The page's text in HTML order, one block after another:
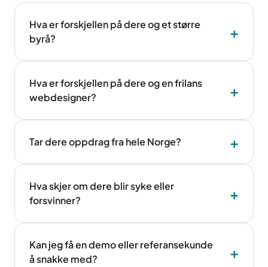
Hva er forskjellen på dere og et større
byrå?
Hva er forskjellen på dere og en frilans
webdesigner?
Tar dere oppdrag fra hele Norge?
Hva skjer om dere blir syke eller
forsvinner?
Kan jeg få en demo eller referansekunde
å snakke med?